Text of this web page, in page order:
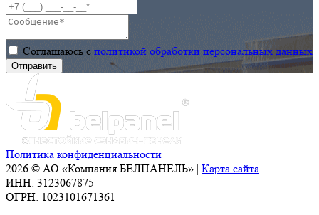
Соглашаюсь с политикой обработки персональных данных
Политика конфиденциальности
2026 © АО «Компания БЕЛПАНЕЛЬ» | Карта сайта
ИНН: 3123067875
ОГРН: 1023101671361